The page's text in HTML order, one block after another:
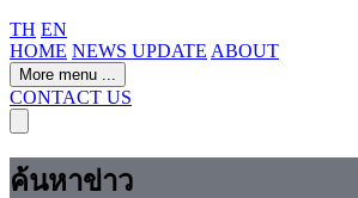
TH EN
HOME NEWS UPDATE ABOUT
More menu ...
CONTACT US
ค้นหาข่าว